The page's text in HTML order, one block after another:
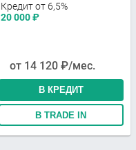
Кредит от 6,5%
20 000₽
от 14 120 ₽/мес.
В КРЕДИТ
В TRADE IN